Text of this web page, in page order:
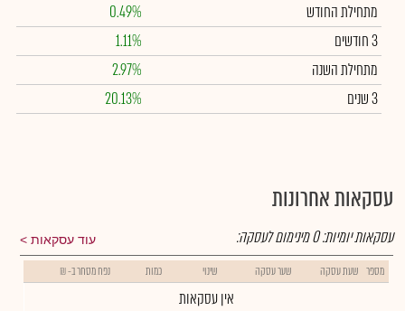
מתחילת החודש
0.49%
3 חודשים
1.11%
מתחילת השנה
2.97%
3 שנים
20.13%
עסקאות אחרונות
עוד עסקאות עסקאות יומיות:0מינימום לעסקה:
מספר שעת עסקה שער עסקה שינוי כמות נפח מסחר ב- ₪
אין עסקאות